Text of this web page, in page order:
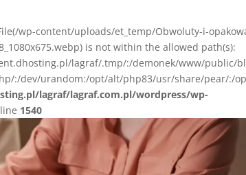
wp-content/uploads/et_temp/Obwoluty-i-
is not within the allowed path(s):
lagraf/.tmp/:/demonek/www/public/
:/dev/urandom:/opt/alt/php83/usr/share/pear/:/
lagraf/lagraf.com.pl/wordpress/wp-
1540